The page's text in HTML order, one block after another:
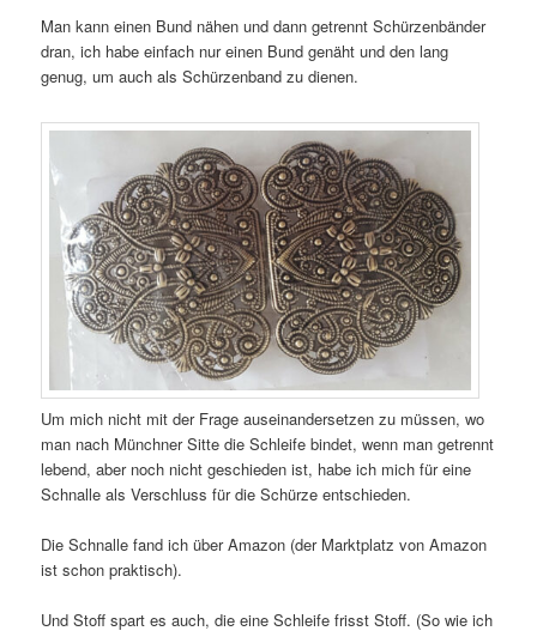
Man kann einen Bund nähen und dann getrennt Schürzenbänder
dran, ich habe einfach nur einen Bund genäht und den lang
genug, um auch als Schürzenband zu dienen.
Um mich nicht mit der Frage auseinandersetzen zu müssen, wo
man nach Münchner Sitte die Schleife bindet, wenn man getrennt
lebend, aber noch nicht geschieden ist, habe ich mich für eine
Schnalle als Verschluss für die Schürze entschieden.
Die Schnalle fand ich über Amazon (der Marktplatz von Amazon
ist schon praktisch).
Und Stoff spart es auch, die eine Schleife frisst Stoff. (So wie ich